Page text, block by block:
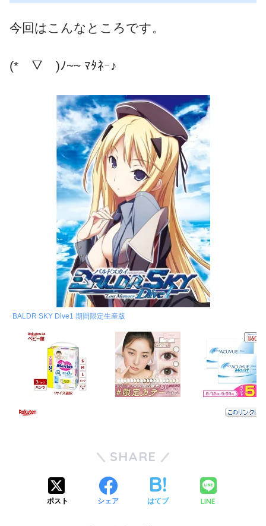
今回はこんなところです。
(*￣▽￣)ﾉ~~ ﾏﾀﾈｰ♪
BALDR SKY Dive1 期間限定生産版
SHARE
ポスト シェア はてブ LINE